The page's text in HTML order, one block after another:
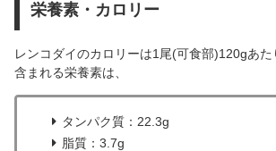
栄養素・カロリー
レンコダイのカロリーは1尾(可食部)120gあた
含まれる栄養素は、
タンパク質：22.3g
脂質：3.7g